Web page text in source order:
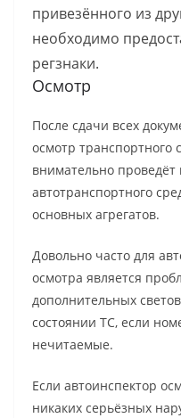
привезённого из
необходимо
регзнаки.
Осмотр
После сдачи всех
осмотр транспортного
внимательно
автотранспортного
основных агрегатов.
Довольно часто для
осмотра является
дополнительных
состоянии ТС, если
нечитаемые.
Если автоинспектор
никаких серьёзных